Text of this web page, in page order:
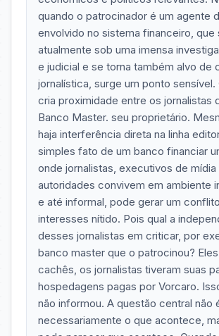
quando o patrocinador é um agente
envolvido no sistema financeiro, que
atualmente sob uma imensa
e judicial e se torna também alvo de
jornalística, surge um ponto sensível.
cria proximidade entre os jornalistas
Banco Master. seu proprietário.
haja interferência direta na linha
simples fato de um banco financiar
onde jornalistas, executivos de mídia
autoridades convivem em ambiente
e até informal, pode gerar um
interesses nítido. Pois qual a
desses jornalistas em criticar, por
banco master que o patrocinou?
cachês, os jornalistas tiveram suas
hospedagens pagas por Vorcaro.
não informou. A questão central não
necessariamente o que acontece,